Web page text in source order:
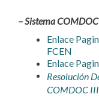
– Sistema
Enlace
FCEN
Enlace
Resolución
COMDOC III